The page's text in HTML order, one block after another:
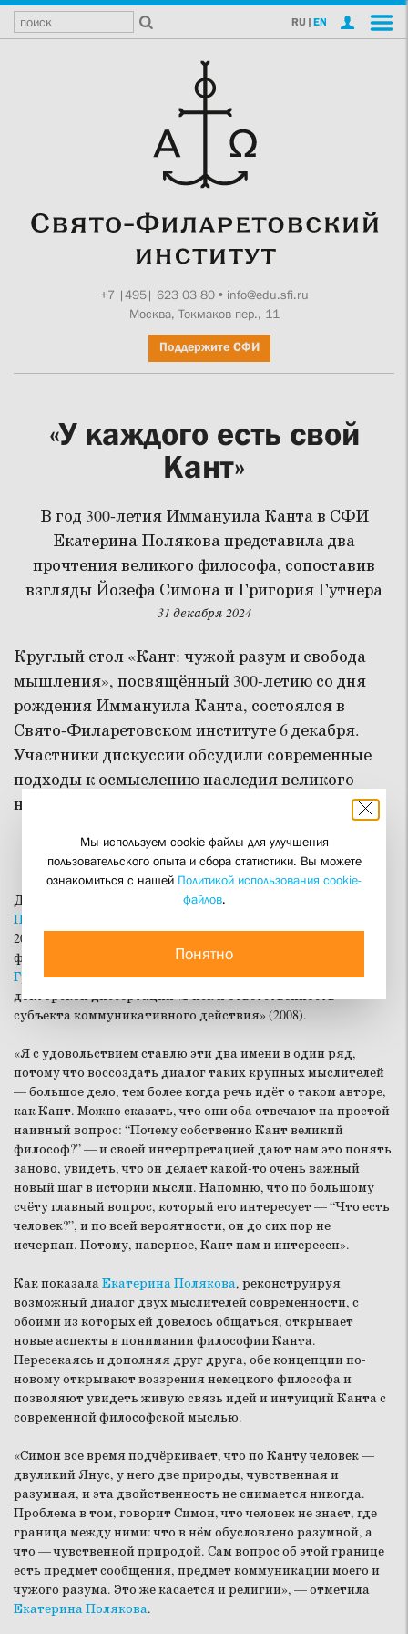
RU | EN
+7 |495| 623 03 80• info@edu.sfi.ru
Москва, Токмаков пер., 11
Поддержите СФИ
«У каждого есть свой
Кант»
В год 300-летия Иммануила Канта в СФИ
Екатерина Полякова представила два
прочтения великого философа, сопоставив
взгляды Йозефа Симона и Григория Гутнера
31 декабря 2024
Круглый стол «Кант: чужой разум и свобода
мышления», посвящённый 300-летию со дня
рождения Иммануила Канта, состоялся в
Свято-Филаретовском институте 6 декабря.
Участники дискуссии обсудили современные
подходы к осмыслению наследия великого
немецкого философа.
Доцент СФИ кандидат филологических наук
Полякова
2016), изложенную им в книге «Кант. Чужой разум и язык
философии» (2003), и сопоставила её с интерпретацией
Григория Гутнера(1960–2018), подробно описанной в его
докторской диссертации «Риск и ответственность
субъекта коммуникативного действия» (2008).
«Я с удовольствием ставлю эти два имени в один ряд,
потому что воссоздать диалог таких крупных мыслителей
— большое дело, тем более когда речь идёт о таком авторе,
как Кант. Можно сказать, что они оба отвечают на простой
наивный вопрос: “Почему собственно Кант великий
философ?” — и своей интерпретацией дают нам это понять
заново, увидеть, что он делает какой-то очень важный
новый шаг в истории мысли. Напомню, что по большому
счёту главный вопрос, который его интересует — “Что есть
человек?”, и по всей вероятности, он до сих пор не
исчерпан. Потому, наверное, Кант нам и интересен».
Как показалаЕкатерина Полякова, реконструируя
возможный диалог двух мыслителей современности, с
обоими из которых ей довелось общаться, открывает
новые аспекты в понимании философии Канта.
Пересекаясь и дополняя друг друга, обе концепции по-
новому открывают воззрения немецкого философа и
позволяют увидеть живую связь идей и интуиций Канта с
современной философской мыслью.
«Симон все время подчёркивает, что по Канту человек —
двуликий Янус, у него две природы, чувственная и
разумная, и эта двойственность не снимается никогда.
Проблема в том, говорит Симон, что человек не знает, где
граница между ними: что в нём обусловлено разумной, а
что — чувственной природой. Сам вопрос об этой границе
есть предмет сообщения, предмет коммуникации моего и
чужого разума. Это же касается и религии», — отметила
Екатерина Полякова.
Мы используем cookie-файлы для улучшения
пользовательского опыта и сбора статистики. Вы можете
ознакомиться с нашей Политикой использования cookie-
файлов.
Понятно